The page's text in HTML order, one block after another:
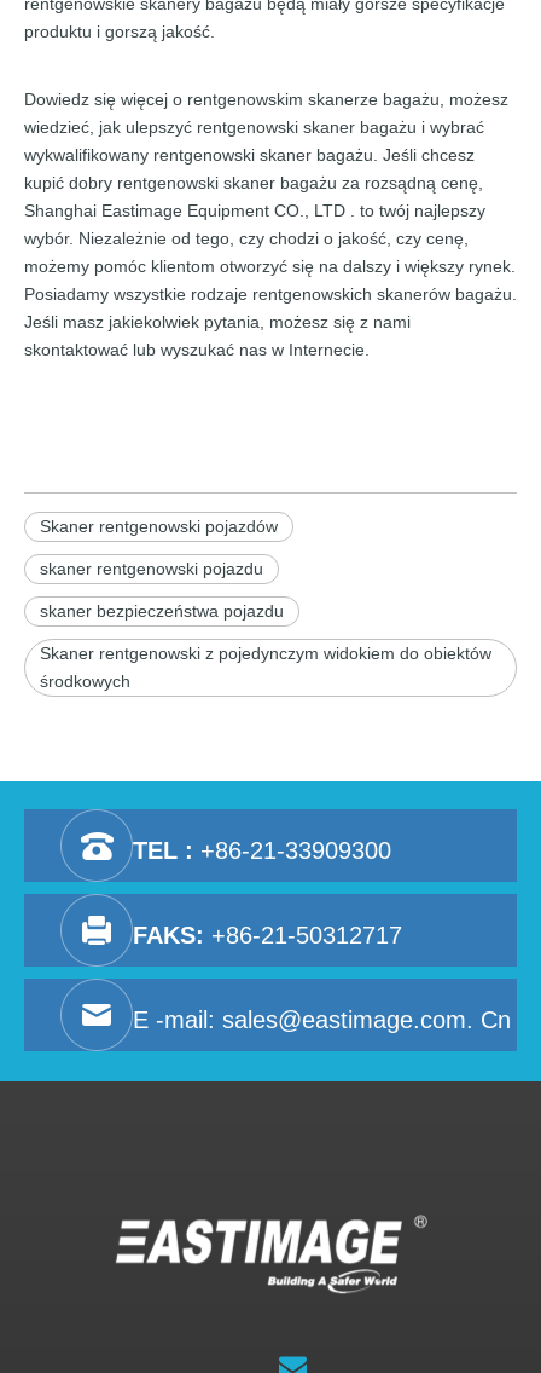
produktu i gorszą jakość.
Dowiedz się więcej o rentgenowskim skanerze bagażu, możesz
wiedzieć, jak ulepszyć rentgenowski skaner bagażu i wybrać
wykwalifikowany rentgenowski skaner bagażu. Jeśli chcesz
kupić dobry rentgenowski skaner bagażu za rozsądną cenę,
Shanghai Eastimage Equipment CO., LTD . to twój najlepszy
wybór. Niezależnie od tego, czy chodzi o jakość, czy cenę,
możemy pomóc klientom otworzyć się na dalszy i większy rynek.
Posiadamy wszystkie rodzaje rentgenowskich skanerów bagażu.
Jeśli masz jakiekolwiek pytania, możesz się z nami
skontaktować lub wyszukać nas w Internecie.
Skaner rentgenowski pojazdów
skaner rentgenowski pojazdu
skaner bezpieczeństwa pojazdu
Skaner rentgenowski z pojedynczym widokiem do obiektów
środkowych
TEL : +86-21-33909300
FAKS: +86-21-50312717
E -mail: sales@eastimage.com. Cn